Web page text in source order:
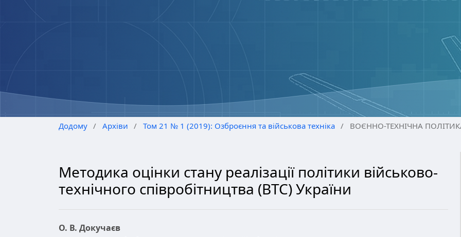
Додому / Архіви / Том 21 № 1 (2019): Озброєння та військова техніка / ВОЄННО-ТЕХНІЧНА
Методика оцінки стану реалізації політики військово-
технічного співробітництва (ВТС) України
О. В. Докучаєв